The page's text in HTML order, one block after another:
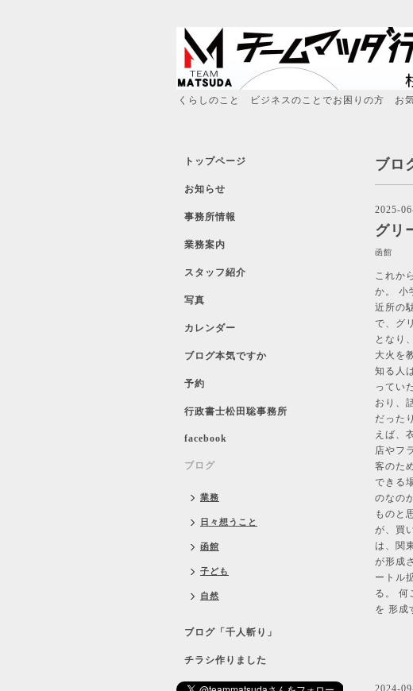
くらしのこと ビジネスのことでお困りの方 お気
ブロ
2025-
グリ
函館
これか
か。 小
近所の
で、グ
となり
大火を
知る人
ってい
おり、
だった
えば、
店やフ
客のた
できる
のなの
ものと
が、買
は、関
が形成
ートル
る。 何
を 形成
2024-
トップページ
お知らせ
事務所情報
業務案内
スタッフ紹介
写真
カレンダー
ブログ本気ですか
予約
行政書士松田聡事務所
facebook
ブログ
業務
日々想うこと
函館
子ども
自然
ブログ「千人斬り」
チラシ作りました